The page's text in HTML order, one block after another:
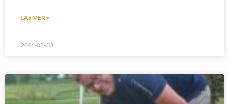
LÄS MER »
2016-08-03